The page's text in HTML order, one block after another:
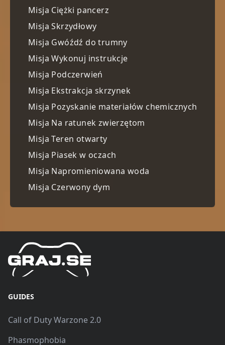
Misja Ciężki pancerz
Misja Skrzydłowy
Misja Gwóźdź do trumny
Misja Wykonuj instrukcje
Misja Podczerwień
Misja Ekstrakcja skrzynek
Misja Pozyskanie materiałów chemicznych
Misja Na ratunek zwierzętom
Misja Teren otwarty
Misja Piasek w oczach
Misja Napromieniowana woda
Misja Czerwony dym
GUIDES
Call of Duty Warzone 2.0
Phasmophobia